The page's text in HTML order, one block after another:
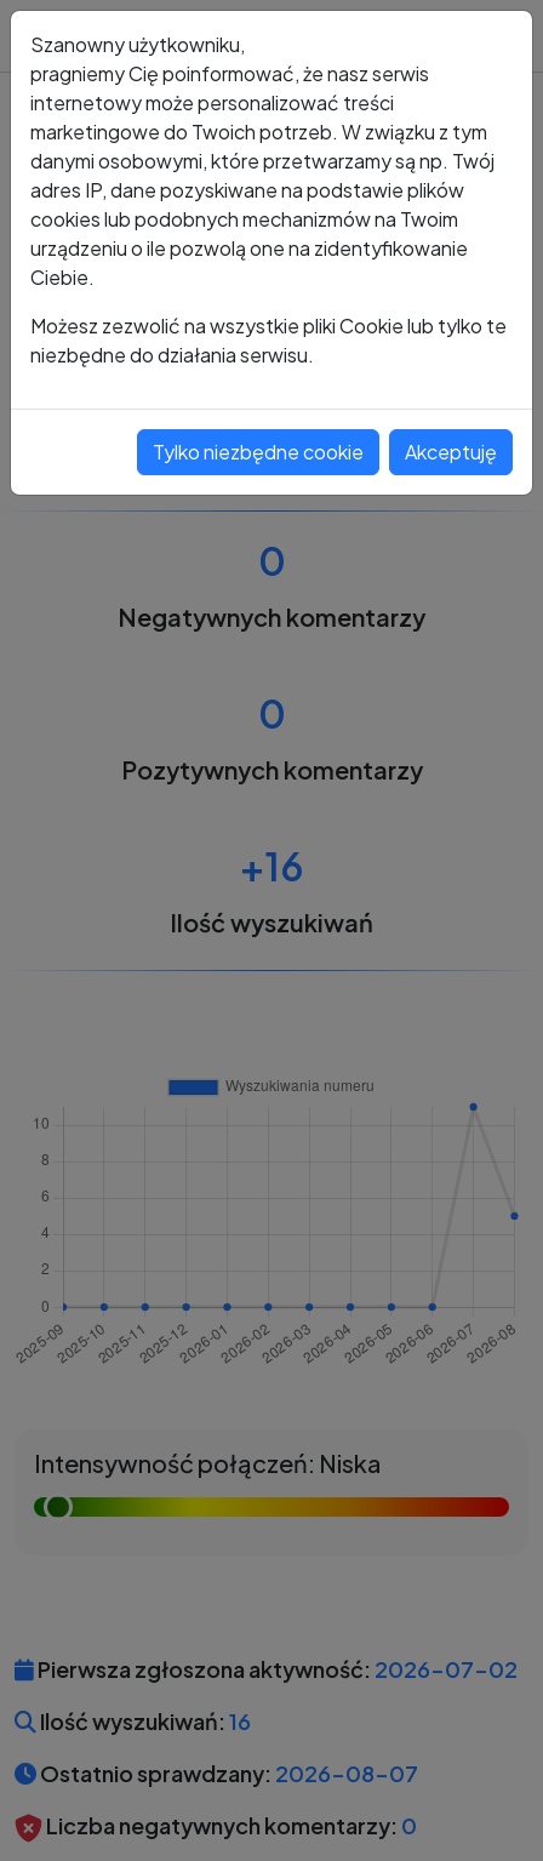
Kto dzwonił? Numer +48 498 959 944
+48 498 959 944
0
Negatywnych komentarzy
0
Pozytywnych komentarzy
+16
Ilość wyszukiwań
Intensywność połączeń: Niska
Pierwsza zgłoszona aktywność: 2026-07-02
Ilość wyszukiwań: 16
Ostatnio sprawdzany: 2026-08-07
Liczba negatywnych komentarzy: 0
Szanowny użytkowniku,
pragniemy Cię poinformować, że nasz serwis
internetowy może personalizować treści
marketingowe do Twoich potrzeb. W związku z tym
danymi osobowymi, które przetwarzamy są np. Twój
adres IP, dane pozyskiwane na podstawie plików
cookies lub podobnych mechanizmów na Twoim
urządzeniu o ile pozwolą one na zidentyfikowanie
Ciebie.
Możesz zezwolić na wszystkie pliki Cookie lub tylko te
niezbędne do działania serwisu.
Tylko niezbędne cookie Akceptuję